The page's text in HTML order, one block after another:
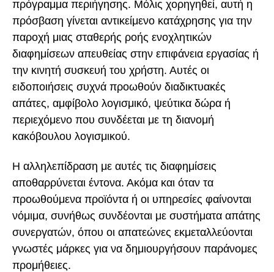
πρόγραμμα περιήγησης. Μόλις χορηγηθεί, αυτή η
πρόσβαση γίνεται αντικείμενο κατάχρησης για την
παροχή μιας σταθερής ροής ενοχλητικών
διαφημίσεων απευθείας στην επιφάνεια εργασίας ή
την κινητή συσκευή του χρήστη. Αυτές οι
ειδοποιήσεις συχνά προωθούν διαδικτυακές
απάτες, αμφίβολο λογισμικό, ψεύτικα δώρα ή
περιεχόμενο που συνδέεται με τη διανομή
κακόβουλου λογισμικού.
Η αλληλεπίδραση με αυτές τις διαφημίσεις
αποθαρρύνεται έντονα. Ακόμα και όταν τα
προωθούμενα προϊόντα ή οι υπηρεσίες φαίνονται
νόμιμα, συνήθως συνδέονται με συστήματα απάτης
συνεργατών, όπου οι απατεώνες εκμεταλλεύονται
γνωστές μάρκες για να δημιουργήσουν παράνομες
προμήθειες.